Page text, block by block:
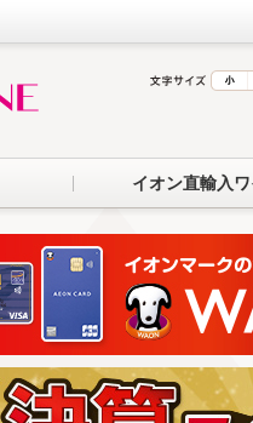
イオン直輸入